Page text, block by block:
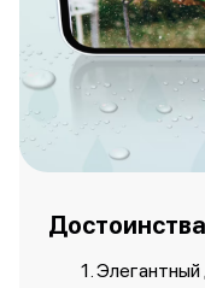
Достоинства
Элегантный